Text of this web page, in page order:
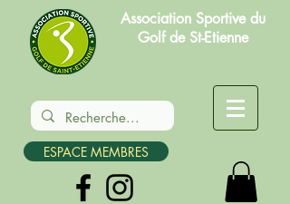
Association Sportive du
Golf de St-Etienne
ESPACE MEMBRES